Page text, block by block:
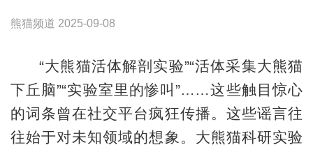
熊猫频道 2025-09-08
“大熊猫活体解剖实验”“活体采集大熊猫
下丘脑”“实验室里的惨叫”……这些触目惊心
的词条曾在社交平台疯狂传播。这些谣言往
往始于对未知领域的想象。大熊猫科研实验